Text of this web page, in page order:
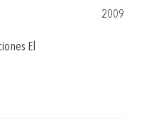
2009
El